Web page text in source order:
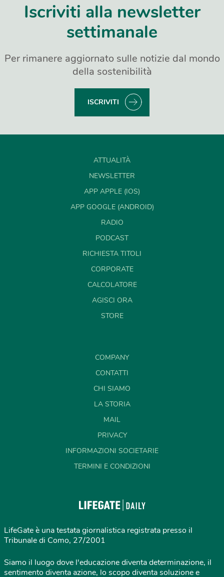
Iscriviti alla newsletter
settimanale
Per rimanere aggiornato sulle notizie dal mondo
della sostenibilità
ISCRIVITI
ATTUALITÀ
NEWSLETTER
APP APPLE (IOS)
APP GOOGLE (ANDROID)
RADIO
PODCAST
RICHIESTA TITOLI
CORPORATE
CALCOLATORE
AGISCI ORA
STORE
COMPANY
CONTATTI
CHI SIAMO
LA STORIA
MAIL
PRIVACY
INFORMAZIONI SOCIETARIE
TERMINI E CONDIZIONI
LifeGate è una testata giornalistica registrata presso il
Tribunale di Como, 27/2001
Siamo il luogo dove l'educazione diventa determinazione, il
sentimento diventa azione, lo scopo diventa soluzione e